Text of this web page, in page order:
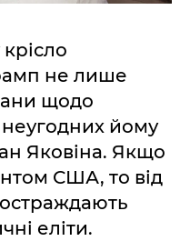
не лише
щодо
йому
Яковіна. Якщо
США, то від
еліти.